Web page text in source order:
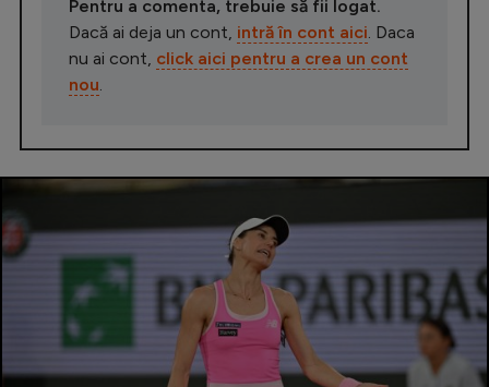
Pentru a comenta, trebuie să fii logat.
Dacă ai deja un cont, intră în cont aici . Daca
nu ai cont, click aici pentru a crea un cont
nou